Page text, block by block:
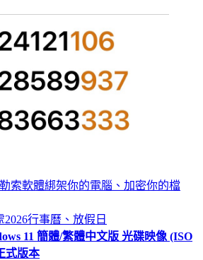
索軟體綁架你的電腦、加密你的檔
2026行事曆、放假日
11 簡體/繁體中文版 光碟映像 (ISO
式版本